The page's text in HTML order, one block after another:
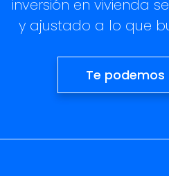
inversión en vivienda
y ajustado a lo que
Te